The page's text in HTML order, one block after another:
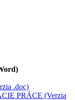
.doc)
PRÁCE (Verzia